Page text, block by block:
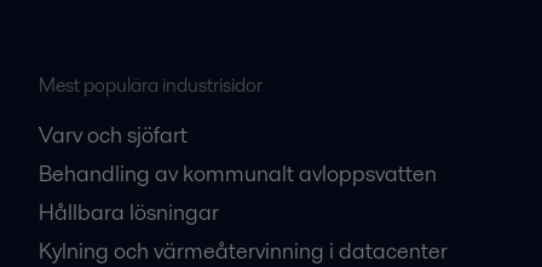
Mest populära industrisidor
Varv och sjöfart
Behandling av kommunalt avloppsvatten
Hållbara lösningar
Kylning och värmeåtervinning i datacenter